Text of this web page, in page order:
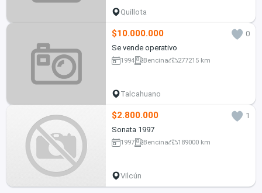
Quillota
$10.000.000
0
Se vende operativo
1994 Bencina 277215 km
Talcahuano
$2.800.000
1
Sonata 1997
1997 Bencina 189000 km
Vilcún